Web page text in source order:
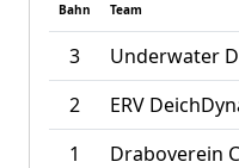
Bahn Team
3 Underwater
2
ERV
1
Draboverein